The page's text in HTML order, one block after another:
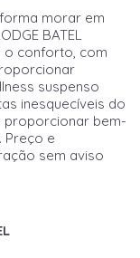
morar em
BATEL
o conforto, com
suspenso
inesquecíveis do
proporcionar bem-
Preço e
sem aviso